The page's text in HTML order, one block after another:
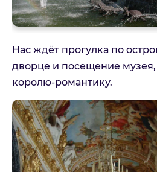
Нас ждёт прогулка по
дворце и посещение
королю-романтику.